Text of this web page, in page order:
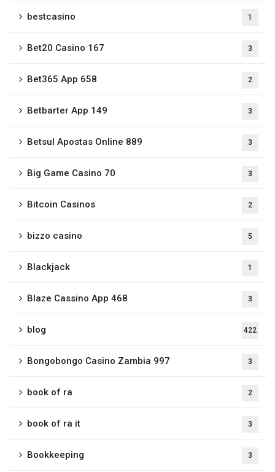
bestcasino 1
Bet20 Casino 167 3
Bet365 App 658 2
Betbarter App 149 3
Betsul Apostas Online 889 3
Big Game Casino 70 3
Bitcoin Casinos 2
bizzo casino 5
Blackjack 1
Blaze Cassino App 468 3
blog 422
Bongobongo Casino Zambia 997 3
book of ra 2
book of ra it 3
Bookkeeping 3